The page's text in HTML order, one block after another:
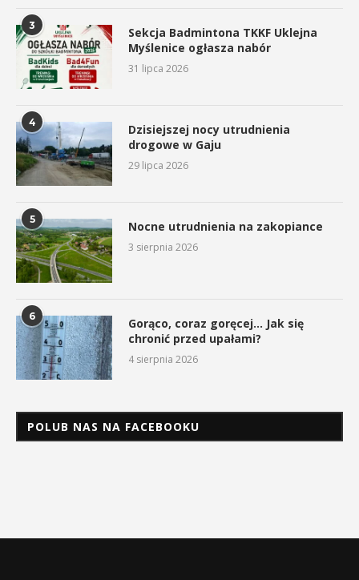
3
Sekcja Badmintona TKKF Uklejna
Myślenice ogłasza nabór
31 lipca 2026
4
Dzisiejszej nocy utrudnienia
drogowe w Gaju
29 lipca 2026
5 Nocne utrudnienia na zakopiance
3 sierpnia 2026
6
Gorąco, coraz goręcej… Jak się
chronić przed upałami?
4 sierpnia 2026
POLUB NAS NA FACEBOOKU